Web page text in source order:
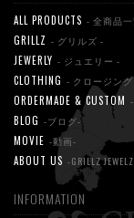
ALL PRODUCTS - 全商品
GRILLZ - グリルズ -
JEWERLY - ジュエリー -
CLOTHING - クロージン
ORDERMADE & CUSTOM
BLOG -ブログ-
MOVIE -動画-
ABOUT US -GRILLZ
INFORMATION